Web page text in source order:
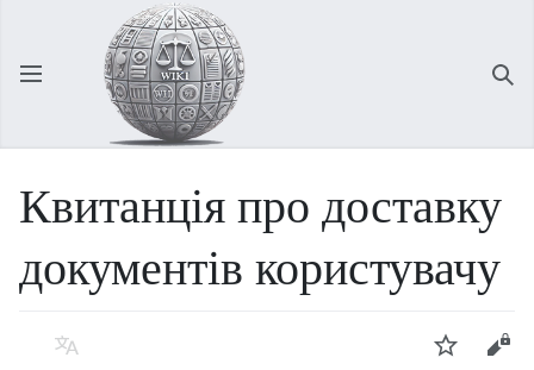
Відкрити головне меню
Квитанція про доставку
документів користувачу
Мова Спостерігати
Редагувати